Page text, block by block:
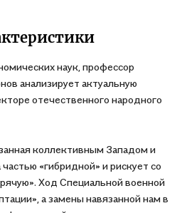
наук, профессор
анализирует актуальную
отечественного народного
коллективным Западом и
«гибридной» и рискует со
Ход Специальной военной
а замены навязанной нам в